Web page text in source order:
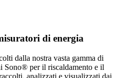
di energia
dalla nostra vasta gamma di
Sono® per il riscaldamento e il